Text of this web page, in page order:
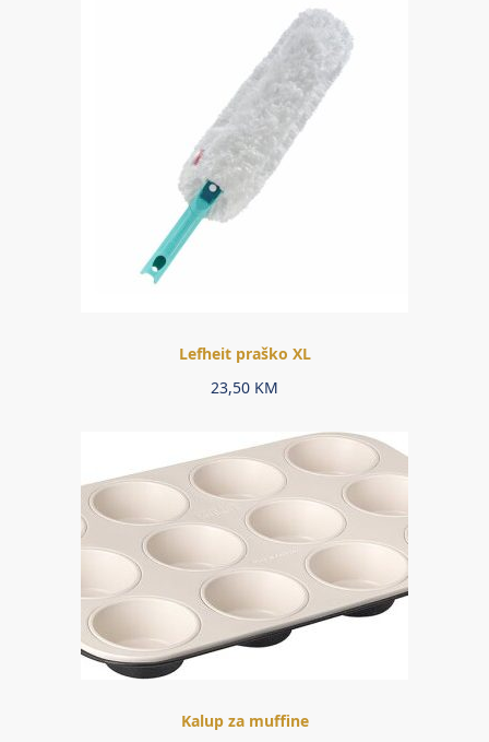
Lefheit praško XL
23,50 KM
Kalup za muffine